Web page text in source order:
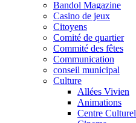
Bandol Magazine
Casino de jeux
Citoyens
Comité de quartier
Commité des fêtes
Communication
conseil municipal
Culture
Allées Vivien
Animations
Centre Culturel